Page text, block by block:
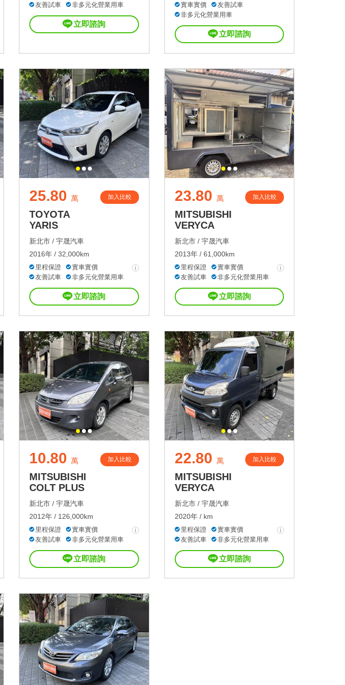
友善試車
非多元化營業用車
立即諮詢
實車實價
友善試車
非多元化營業用車
立即諮詢
25.80 萬 加入比較
TOYOTA
YARIS
新北市 / 宇晟汽車
2016年 / 32,000km
里程保證
實車實價
友善試車
非多元化營業用車
立即諮詢
23.80 萬 加入比較
MITSUBISHI
VERYCA
新北市 / 宇晟汽車
2013年 / 61,000km
里程保證
實車實價
友善試車
非多元化營業用車
立即諮詢
10.80 萬 加入比較
MITSUBISHI
COLT PLUS
新北市 / 宇晟汽車
2012年 / 126,000km
里程保證
實車實價
友善試車
非多元化營業用車
立即諮詢
22.80 萬 加入比較
MITSUBISHI
VERYCA
新北市 / 宇晟汽車
2020年 / km
里程保證
實車實價
友善試車
非多元化營業用車
立即諮詢